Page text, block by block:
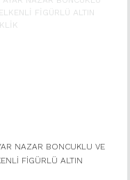
NAZAR BONCUKLU VE
FİGÜRLÜ ALTIN